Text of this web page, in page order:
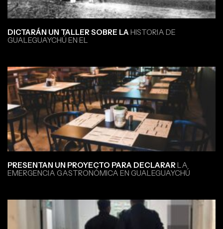
DICTARÁN UN TALLER SOBRE LA HISTORIA DE
GUALEGUAYCHÚ EN EL
PRESENTAN UN PROYECTO PARA DECLARAR LA
EMERGENCIA GASTRONÓMICA EN GUALEGUAYCHÚ